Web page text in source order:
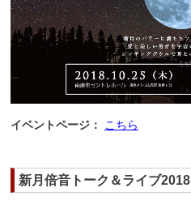
イベントページ： こちら
新月倍音トーク＆ライブ2018